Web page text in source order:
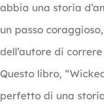
abbia una storia
un passo
dell’autore di
Questo libro,
perfetto di una